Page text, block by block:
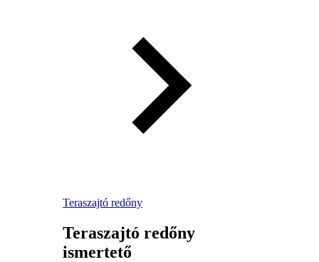
Teraszajtó redőny
Teraszajtó redőny
ismertető